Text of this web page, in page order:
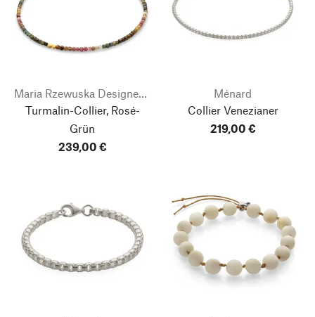
Maria Rzewuska Designerschmuck
Turmalin-Collier, Rosé-
Grün
239,00 €
Ménard
Collier Venezianer
219,00 €